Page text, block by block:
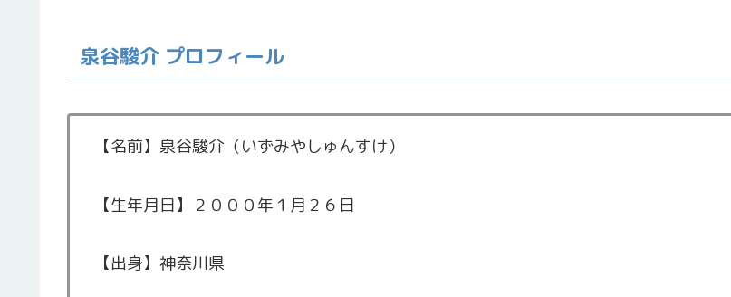
泉谷駿介 プロフィール
【名前】泉谷駿介（いずみやしゅんすけ）
【生年月日】２０００年１月２６日
【出身】神奈川県